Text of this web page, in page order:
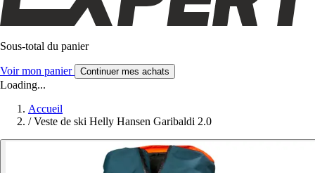
Sous-total du panier
Voir mon panier Continuer mes achats
Loading...
Accueil
/ Veste de ski Helly Hansen Garibaldi 2.0